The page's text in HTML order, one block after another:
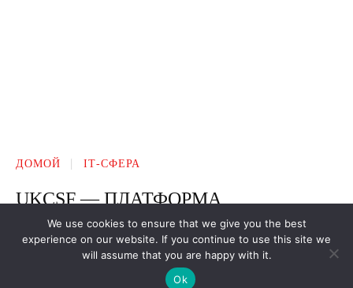
We use cookies to ensure that we give you the best
experience on our website. If you continue to use this site we
will assume that you are happy with it.
Ok